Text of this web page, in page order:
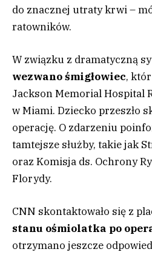
do znacznej utraty krwi –
ratowników.
W związku z dramatyczną
wezwano śmigłowiec,
Jackson Memorial Hospital
w Miami. Dziecko przeszło
operację. O zdarzeniu
tamtejsze służby, takie jak
oraz Komisja ds. Ochrony
Florydy.
CNN skontaktowało się z
stanu ośmiolatka po
otrzymano jeszcze